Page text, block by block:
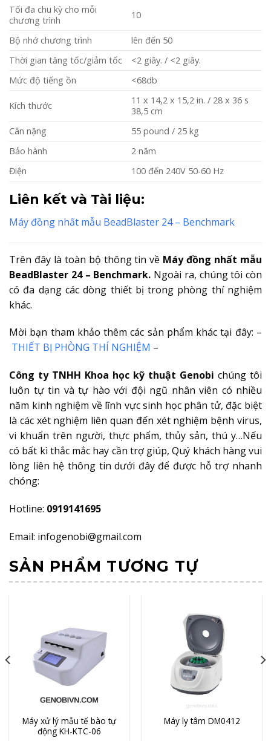
Tối đa chu kỳ cho mỗi
chương trình
10
Bộ nhớ chương trình
lên đến 50
Thời gian tăng tốc/giảm tốc
<2 giây. / <2 giây.
Mức độ tiếng ồn
<68db
Kích thước
11 x 14,2 x 15,2 in. / 28 x 36 s
38,5 cm
Cân nặng
55 pound / 25 kg
Bảo hành
2 năm
Điện
100 đến 240V 50-60 Hz
Liên kết và Tài liệu:
Máy đồng nhất mẫu BeadBlaster 24 – Benchmark
Trên đây là toàn bộ thông tin về Máy đồng nhất mẫu
BeadBlaster 24 – Benchmark. Ngoài ra, chúng tôi còn
có đa dạng các dòng thiết bị trong phòng thí nghiệm
khác.
Mời bạn tham khảo thêm các sản phẩm khác tại đây: –
THIẾT BỊ PHÒNG THÍ NGHIỆM –
Công ty TNHH Khoa học kỹ thuật Genobi chúng tôi
luôn tự tin và tự hào với đội ngũ nhân viên có nhiều
năm kinh nghiệm về lĩnh vực sinh học phân tử, đặc biệt
là các xét nghiệm liên quan đến xét nghiệm bệnh virus,
vi khuẩn trên người, thực phẩm, thủy sản, thú y…Nếu
có bất kì thắc mắc hay cần trợ giúp, Quý khách hàng vui
lòng liên hệ thông tin dưới đây để được hỗ trợ nhanh
chóng:
Hotline: 0919141695
Email: infogenobi@gmail.com
SẢN PHẨM TƯƠNG TỰ
Máy xử lý mẫu tế bào tự
động KH-KTC-06
Máy ly tâm DM0412